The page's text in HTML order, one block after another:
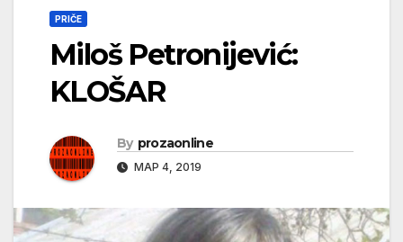
PRIČE
Miloš Petronijević:
KLOŠAR
By prozaonline
МАР 4, 2019